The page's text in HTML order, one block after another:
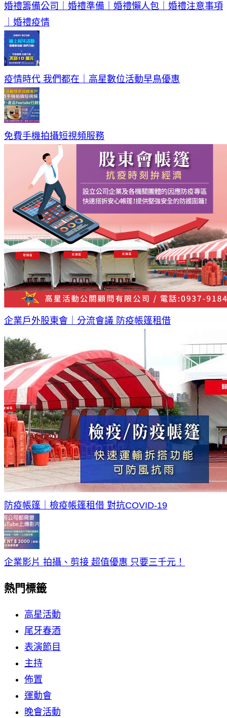
婚禮籌備公司｜婚禮準備｜婚禮懶人包｜婚禮注意事項
｜婚禮疫情
疫情時代 我們都在｜高星數位活動早鳥優惠
免費手機拍攝短視頻服務
企業戶外股東會｜分流會議 防疫帳篷租借
防疫帳篷｜檢疫帳篷租借 對抗COVID-19
企業影片 拍攝、剪接 超值優惠 只要三千元！
熱門標籤
高星活動
尾牙春酒
表演節目
主持
佈置
運動會
晚會活動